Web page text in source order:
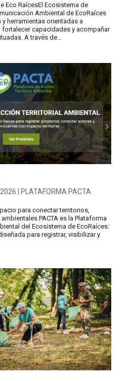
Eco RaícesEl Ecosistema de
Ambiental de EcoRaíces
herramientas orientadas a
capacidades y acompañar
A través de...
| PLATAFORMA PACTA
para conectar territorios,
PACTA es la Plataforma
del Ecosistema de EcoRaíces:
para registrar, visibilizar y